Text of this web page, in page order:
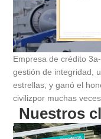
Empresa de crédito
gestión de integridad,
estrellas, y ganó el
civilizpor muchas veces.
Nuestros